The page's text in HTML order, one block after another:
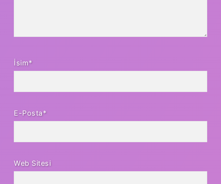
İsim*
E-Posta*
Web Sitesi